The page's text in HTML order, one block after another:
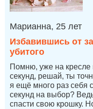
Марианна, 25 лет
Избавившись от
убитого
Помню, уже на кресле
секунд, решай, ты
я ещё много раз себя
секунд на выбор?
спасти свою крошку.